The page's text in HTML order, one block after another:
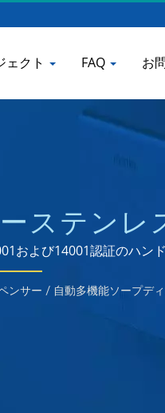
ェクト FAQ お
ステンレ
者 |
および14001認証のハン
ンサー / 自動多機能ソープデ